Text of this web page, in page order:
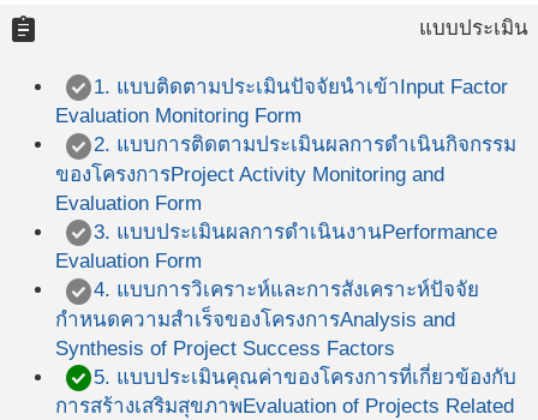
assignment แบบประเมิน
check_circle1. แบบติดตามประเมินปัจจัยนำเข้าInput Factor
Evaluation Monitoring Form
check_circle2. แบบการติดตามประเมินผลการดำเนินกิจกรรม
ของโครงการProject Activity Monitoring and
Evaluation Form
check_circle3. แบบประเมินผลการดำเนินงานPerformance
Evaluation Form
check_circle4. แบบการวิเคราะห์และการสังเคราะห์ปัจจัย
กำหนดความสำเร็จของโครงการAnalysis and
Synthesis of Project Success Factors
check_circle5. แบบประเมินคุณค่าของโครงการที่เกี่ยวข้องกับ
การสร้างเสริมสุขภาพ Evaluation of Projects Related